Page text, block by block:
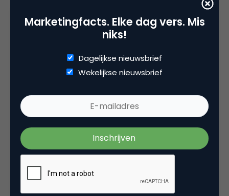
Pieter Bas Elskamp
@Matthijs: We kunnen we een apart hoekje
voor je vrijhouden hoor… Ben uberhaupt niet
leuk wat Verhagen doet met Twitter en dit
Marketingfacts. Elke dag vers. Mis
niks!
Dagelijkse nieuwsbrief
Wekelijkse nieuwsbrief